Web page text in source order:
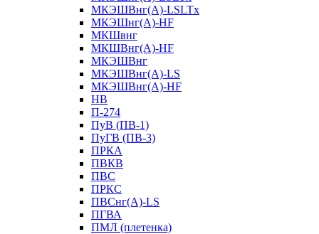
МКЭШВнг(A)-LSLTx
МКЭШнг(А)-HF
МКШвнг
МКШВнг(А)-HF
МКЭШВнг
МКЭШВнг(А)-LS
МКЭШВнг(А)-HF
НВ
П-274
ПуВ (ПВ-1)
ПуГВ (ПВ-3)
ПРКА
ПВКВ
ПВС
ПРКС
ПВСнг(А)-LS
ПГВА
ПМЛ (плетенка)